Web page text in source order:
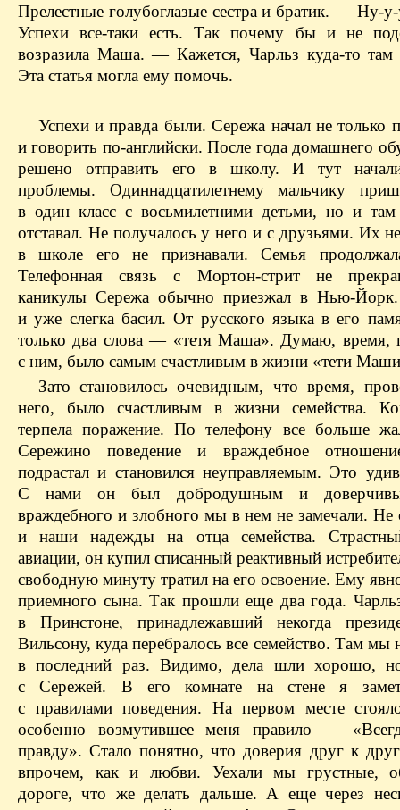
Прелестные голубоглазые сестра и братик. — Ну-
Успехи все-таки есть. Так почему бы и не
возразила Маша. — Кажется, Чарльз куда-то там
Эта статья могла ему помочь.
Успехи и правда были. Сережа начал не только
и говорить по-английски. После года домашнего
решено отправить его в школу. И тут
проблемы. Одиннадцатилетнему мальчику
в один класс с восьмилетними детьми, но и
отставал. Не получалось у него и с друзьями. Их
в школе его не признавали. Семья
Телефонная связь с Мортон-стрит не
каникулы Сережа обычно приезжал в Нью-
и уже слегка басил. От русского языка в его
только два слова — «тетя Маша». Думаю, время,
с ним, было самым счастливым в жизни «тети
Зато становилось очевидным, что время,
него, было счастливым в жизни семейства.
терпела поражение. По телефону все больше
Сережино поведение и враждебное
подрастал и становился неуправляемым. Это
С нами он был добродушным и
враждебного и злобного мы в нем не замечали. Не
и наши надежды на отца семейства.
авиации, он купил списанный реактивный
свободную минуту тратил на его освоение. Ему
приемного сына. Так прошли еще два года.
в Принстоне, принадлежавший некогда
Вильсону, куда перебралось все семейство. Там мы
в последний раз. Видимо, дела шли хорошо,
с Сережей. В его комнате на стене я
с правилами поведения. На первом месте
особенно возмутившее меня правило —
правду». Стало понятно, что доверия друг к
впрочем, как и любви. Уехали мы грустные,
дороге, что же делать дальше. А еще через